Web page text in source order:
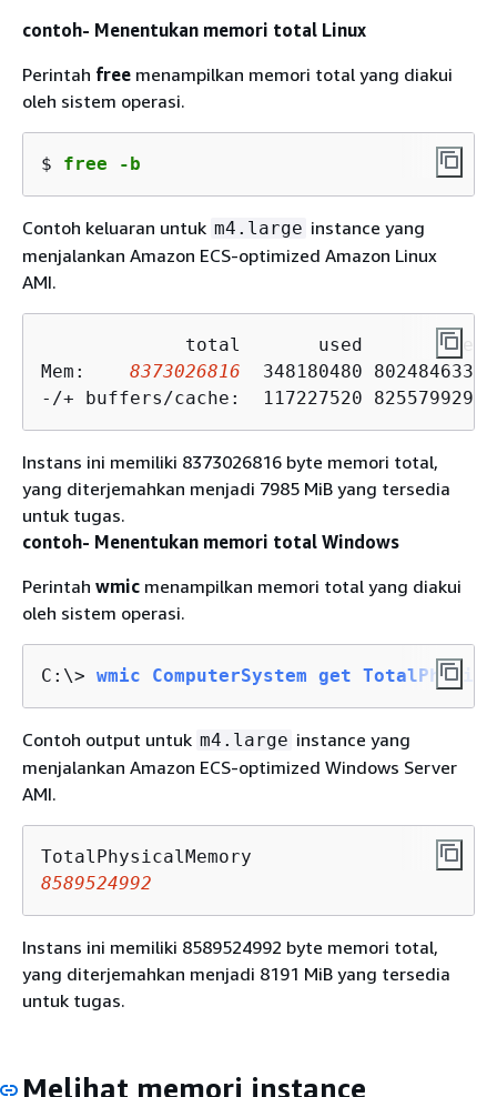
contoh- Menentukan memori total Linux
Perintah free menampilkan memori total yang diakui
oleh sistem operasi.
$ free -b
Contoh keluaran untuk m4.large instance yang
menjalankan Amazon ECS-optimized Amazon Linux
AMI.
total       used
Mem: 8373026816
348180480 8024846336
-/+ buffers/cache:  117227520 8255799296
Instans ini memiliki 8373026816 byte memori total,
yang diterjemahkan menjadi 7985 MiB yang tersedia
untuk tugas.
contoh- Menentukan memori total Windows
Perintah wmic menampilkan memori total yang diakui
oleh sistem operasi.
C:\> wmic ComputerSystem get
Contoh output untuk m4.large instance yang
menjalankan Amazon ECS-optimized Windows Server
AMI.
8589524992
Instans ini memiliki 8589524992 byte memori total,
yang diterjemahkan menjadi 8191 MiB yang tersedia
untuk tugas.
Melihat memori instance